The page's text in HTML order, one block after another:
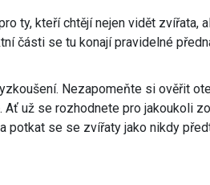
ty, kteří chtějí nejen vidět zvířata,
části se tu konají pravidelné
Nezapomeňte si ověřit
už se rozhodnete pro jakoukoli
potkat se se zvířaty jako nikdy